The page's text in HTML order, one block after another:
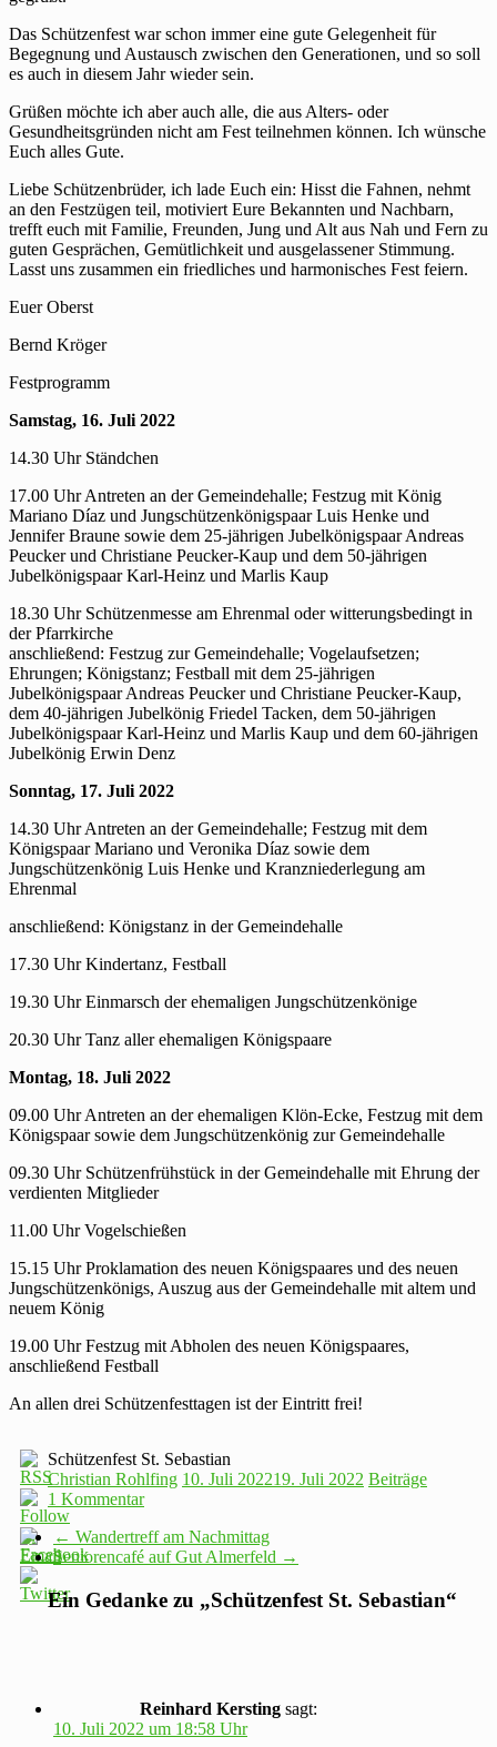
Das Schützenfest war schon immer eine gute Gelegenheit für
Begegnung und Austausch zwischen den Generationen, und so soll
es auch in diesem Jahr wieder sein.
Grüßen möchte ich aber auch alle, die aus Alters- oder
Gesundheitsgründen nicht am Fest teilnehmen können. Ich wünsche
Euch alles Gute.
Liebe Schützenbrüder, ich lade Euch ein: Hisst die Fahnen, nehmt
an den Festzügen teil, motiviert Eure Bekannten und Nachbarn,
trefft euch mit Familie, Freunden, Jung und Alt aus Nah und Fern zu
guten Gesprächen, Gemütlichkeit und ausgelassener Stimmung.
Lasst uns zusammen ein friedliches und harmonisches Fest feiern.
Euer Oberst
Bernd Kröger
Festprogramm
Samstag, 16. Juli 2022
14.30 Uhr Ständchen
17.00 Uhr Antreten an der Gemeindehalle; Festzug mit König
Mariano Díaz und Jungschützenkönigspaar Luis Henke und
Jennifer Braune sowie dem 25-jährigen Jubelkönigspaar Andreas
Peucker und Christiane Peucker-Kaup und dem 50-jährigen
Jubelkönigspaar Karl-Heinz und Marlis Kaup
18.30 Uhr Schützenmesse am Ehrenmal oder witterungsbedingt in
der Pfarrkirche
anschließend: Festzug zur Gemeindehalle; Vogelaufsetzen;
Ehrungen; Königstanz; Festball mit dem 25-jährigen
Jubelkönigspaar Andreas Peucker und Christiane Peucker-Kaup,
dem 40-jährigen Jubelkönig Friedel Tacken, dem 50-jährigen
Jubelkönigspaar Karl-Heinz und Marlis Kaup und dem 60-jährigen
Jubelkönig Erwin Denz
Sonntag, 17. Juli 2022
14.30 Uhr Antreten an der Gemeindehalle; Festzug mit dem
Königspaar Mariano und Veronika Díaz sowie dem
Jungschützenkönig Luis Henke und Kranzniederlegung am
Ehrenmal
anschließend: Königstanz in der Gemeindehalle
17.30 Uhr Kindertanz, Festball
19.30 Uhr Einmarsch der ehemaligen Jungschützenkönige
20.30 Uhr Tanz aller ehemaligen Königspaare
Montag, 18. Juli 2022
09.00 Uhr Antreten an der ehemaligen Klön-Ecke, Festzug mit dem
Königspaar sowie dem Jungschützenkönig zur Gemeindehalle
09.30 Uhr Schützenfrühstück in der Gemeindehalle mit Ehrung der
verdienten Mitglieder
11.00 Uhr Vogelschießen
15.15 Uhr Proklamation des neuen Königspaares und des neuen
Jungschützenkönigs, Auszug aus der Gemeindehalle mit altem und
neuem König
19.00 Uhr Festzug mit Abholen des neuen Königspaares,
anschließend Festball
An allen drei Schützenfesttagen ist der Eintritt frei!
Schützenfest St. Sebastian
Christian Rohlfing 10. Juli 202219. Juli 2022 Beiträge
1 Kommentar
← Wandertreff am Nachmittag
Seniorencafé auf Gut Almerfeld →
Ein Gedanke zu „Schützenfest St. Sebastian“
Reinhard Kersting sagt:
10. Juli 2022 um 18:58 Uhr